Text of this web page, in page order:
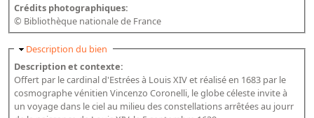
Crédits photographiques:
© Bibliothèque nationale de France
Masquer
Description du bien
Description et contexte:
Offert par le cardinal d'Estrées à Louis XIV et réalisé en 1683 par le
cosmographe vénitien Vincenzo Coronelli, le globe céleste invite à
un voyage dans le ciel au milieu des constellations arrêtées au jourr